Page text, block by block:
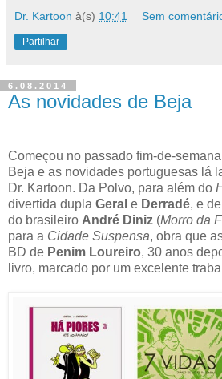
Dr. Kartoon à(s) 10:41 Sem
Partilhar
6.08.2014
As novidades de Beja
Começou no passado fim-de-
Beja e as novidades portuguesas lá
Dr. Kartoon. Da Polvo, para além do
divertida dupla Geral e Derradé, e de
do brasileiro André Diniz (Morro da
para a Cidade Suspensa, obra que
BD de Penim Loureiro, 30 anos
livro, marcado por um excelente